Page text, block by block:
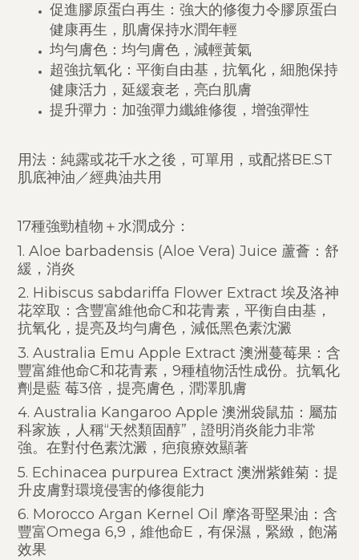
促進膠原蛋白再生：強大的修復力令膠原蛋白
健康再生，肌膚保持水潤年輕
均勻膚色：均勻膚色，減輕黃氣
超強抗氧化：平衡自由基，抗氧化，細胞保持
健康活力，延緩衰老，亮白肌膚
提升彈力：加強彈力纖維修復，增強彈性
用法：純露或花千水之後，可單用，或配搭BE.ST
肌底神油／經典油共用
17種強勁植物＋水潤成分：
1. Aloe barbadensis (Aloe Vera) Juice 蘆薈：舒
緩，消炎
2. Hibiscus sabdariffa Flower Extract 埃及洛神
花箤取：含豐富維他命C和花青素，平衡自由基，
抗氧化，提亮及均勻膚色，減低黑色素沈澱
3. Australia Emu Apple Extract 澳洲蔓莓果：含
豐富維他命C和花青素，9種植物活性成份。抗氧化
劑是藍 莓3倍，提亮膚色，潤澤肌膚
4. Australia Kangaroo Apple 澳洲袋鼠茄：屬茄
科家族，人稱“天然類固醇”，證明消炎能力非常
強。在對付色素沈澱，疤痕療效顯著
5. Echinacea purpurea Extract 澳洲紫錐菊：提
升皮膚對環境侵害的修復能力
6. Morocco Argan Kernel Oil 摩洛哥堅果油：含
豐富Omega 6,9，維他命E，有保濕，緊緻，飽滿
效果